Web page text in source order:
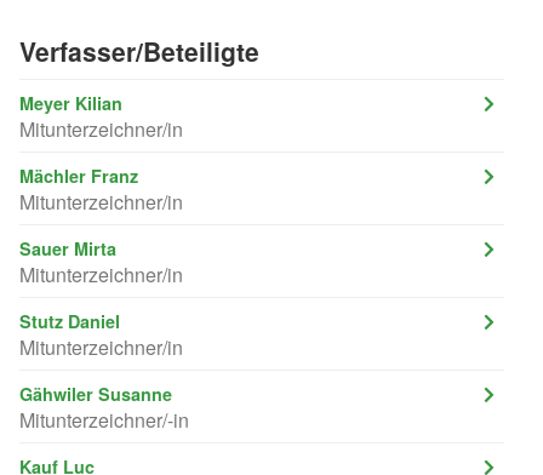
Verfasser/Beteiligte
Meyer Kilian
Mitunterzeichner/in
Mächler Franz
Mitunterzeichner/in
Sauer Mirta
Mitunterzeichner/in
Stutz Daniel
Mitunterzeichner/in
Gähwiler Susanne
Mitunterzeichner/-in
Kauf Luc